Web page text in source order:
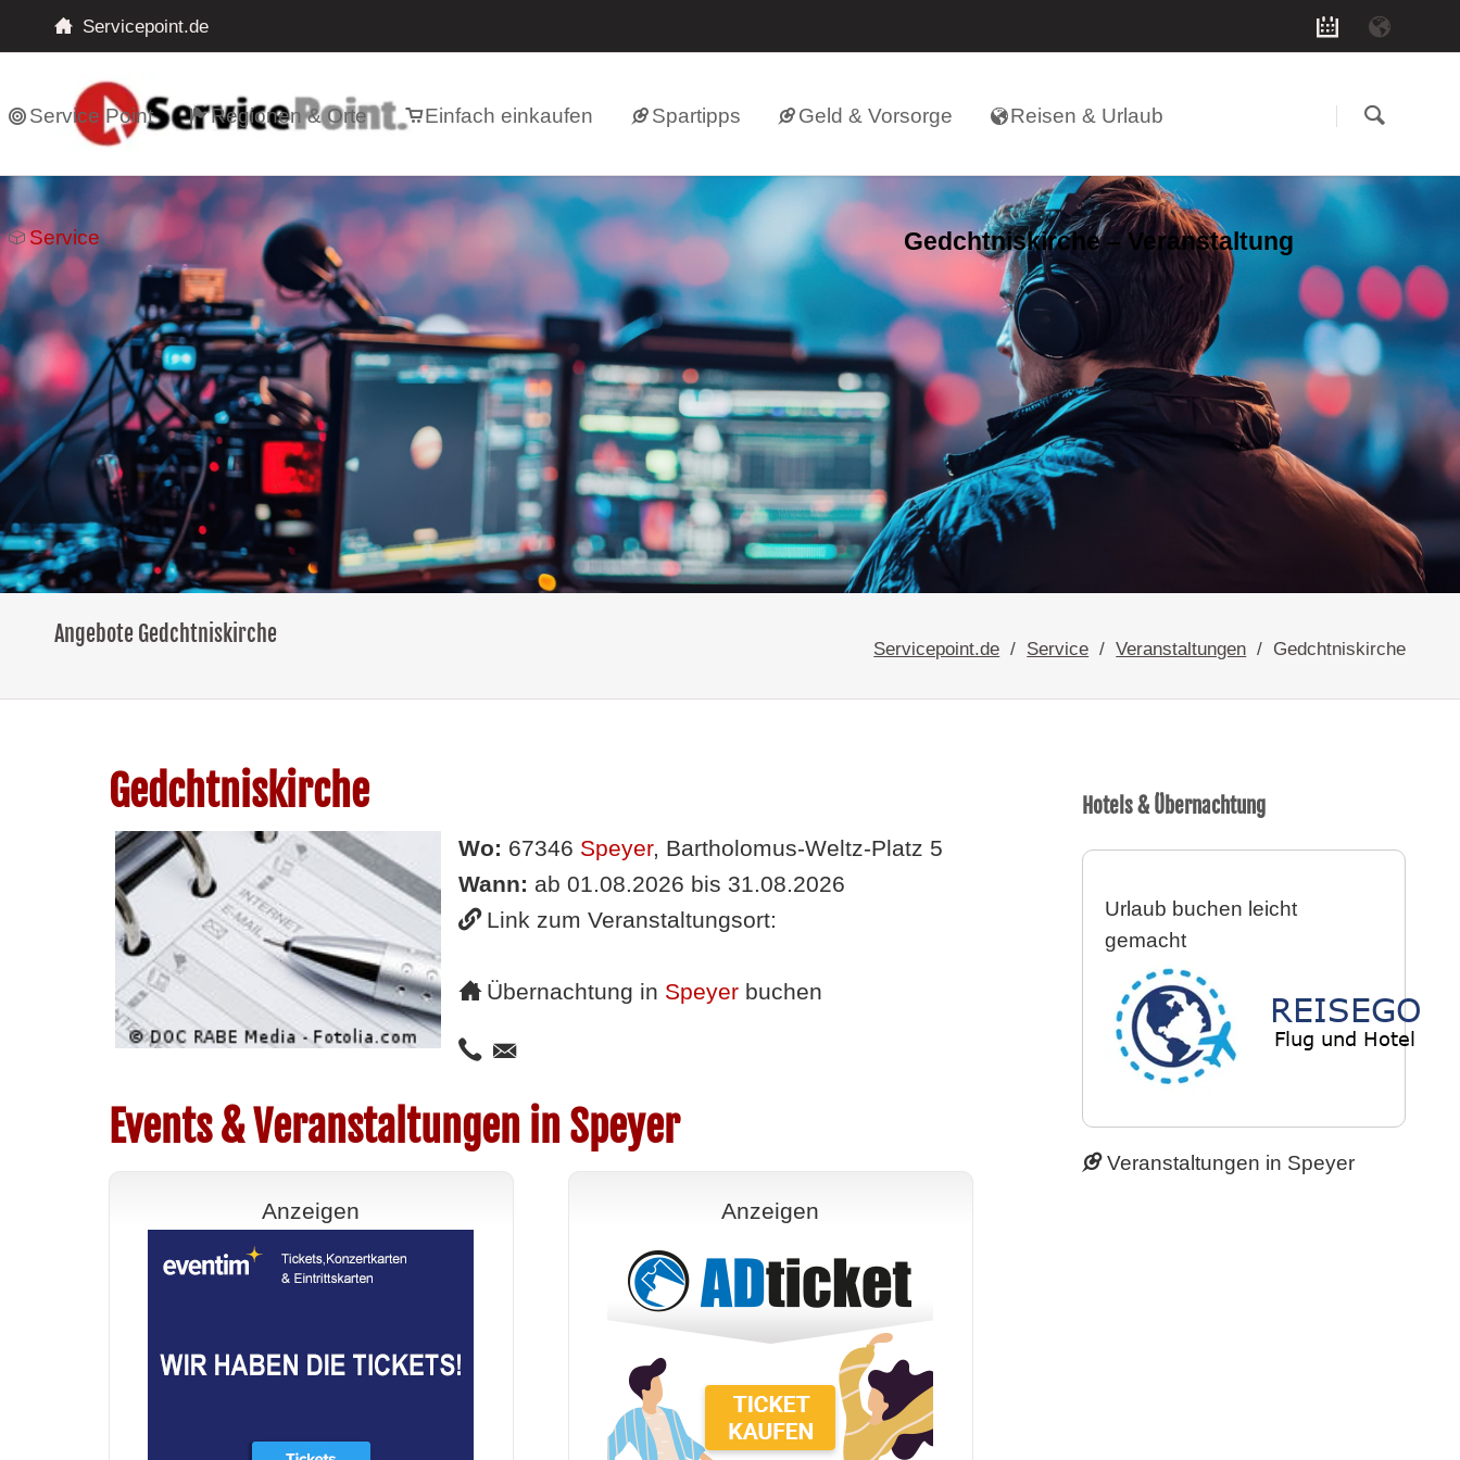
Servicepoint.de
Service Point Regionen & Orte Einfach einkaufen Spartipps Geld & Vorsorge Reisen & Urlaub
Service Gedchtniskirche – Veranstaltung
Angebote Gedchtniskirche
Servicepoint.de Service Veranstaltungen Gedchtniskirche
Gedchtniskirche
Wo: 67346 Speyer, Bartholomus-Weltz-Platz 5
Wann: ab 01.08.2026 bis 31.08.2026
Link zum Veranstaltungsort:
Übernachtung in Speyerbuchen
Events & Veranstaltungen in Speyer
Anzeigen Anzeigen
Hotels & Übernachtung
Urlaub buchen leicht
gemacht
Veranstaltungen in Speyer